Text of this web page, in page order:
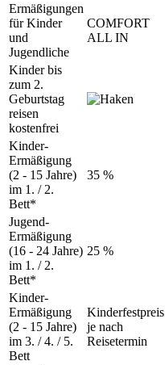
Ermäßigungen
für Kinder
und
Jugendliche
COMFORT
ALL IN
Kinder bis
zum 2.
Geburtstag
reisen
kostenfrei
Kinder-
Ermäßigung
(2 - 15 Jahre)
im 1. / 2.
Bett*
35 %
Jugend-
Ermäßigung
(16 - 24 Jahre)
im 1. / 2.
Bett*
25 %
Kinder-
Ermäßigung
(2 - 15 Jahre)
im 3. / 4. / 5.
Bett
Kinderfestpreis
je nach
Reisetermin